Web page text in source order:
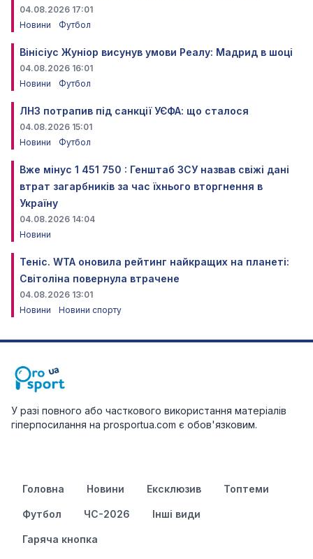
04.08.2026 17:01
Новини
Футбол
Вінісіус Жуніор висунув умови Реалу: Мадрид в шоці
04.08.2026 16:01
Новини
Футбол
ЛНЗ потрапив під санкції УЄФА: що сталося
04.08.2026 15:01
Новини
Футбол
Вже мінус 1 451 750 : Генштаб ЗСУ назвав свіжі дані
втрат загарбників за час їхнього вторгнення в
Україну
04.08.2026 14:04
Новини
Теніс. WTA оновила рейтинг найкращих на планеті:
Світоліна повернула втрачене
04.08.2026 13:01
Новини
Новини спорту
У разі повного або часткового використання матеріалів
гіперпосилання на prosportua.com є обов'язковим.
Головна Новини Ексклюзив Топтеми
Футбол ЧС-2026 Інші види
Гаряча кнопка